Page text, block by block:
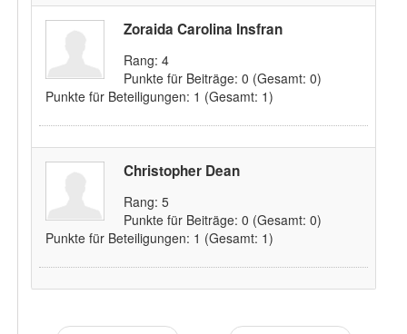
Zoraida Carolina Insfran
Rang: 4
Punkte für Beiträge: 0 (Gesamt: 0)
Punkte für Beteiligungen: 1 (Gesamt: 1)
Christopher Dean
Rang: 5
Punkte für Beiträge: 0 (Gesamt: 0)
Punkte für Beteiligungen: 1 (Gesamt: 1)